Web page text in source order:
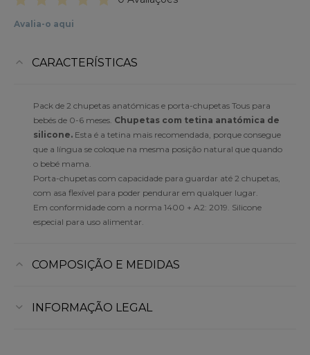
Avalia-o aqui
CARACTERÍSTICAS
Pack de 2 chupetas anatómicas e porta-chupetas Tous para
bebés de 0-6 meses. Chupetas com tetina anatómica de
silicone. Esta é a tetina mais recomendada, porque consegue
que a língua se coloque na mesma posição natural que quando
o bebé mama.
Porta-chupetas com capacidade para guardar até 2 chupetas,
com asa flexível para poder pendurar em qualquer lugar.
Em conformidade com a norma 1400 + A2: 2019. Silicone
especial para uso alimentar.
COMPOSIÇÃO E MEDIDAS
INFORMAÇÃO LEGAL